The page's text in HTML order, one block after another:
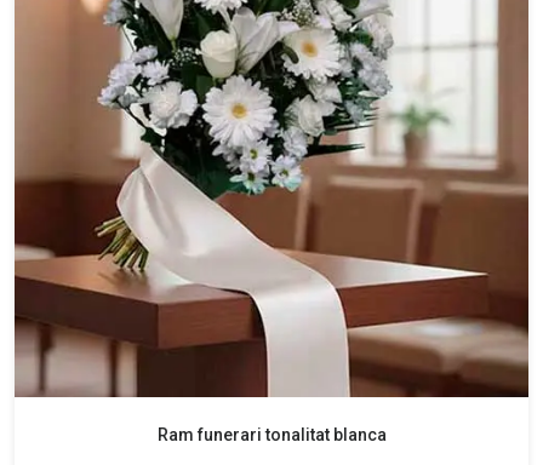
Ram funerari tonalitat blanca